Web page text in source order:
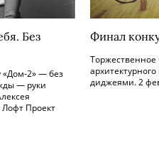
Без
«Дом-2» — без
— руки
Проект
Финал
Торжественное
диджеями. 2